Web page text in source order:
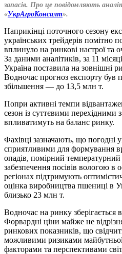
запасів. Про це повідомляють
«УкрАгроКонсалт».
Наприкінці поточного сезону
українських трейдерів помітно
вплинуло на ринкові настрої та
За даними аналітиків, за 11
Україна поставила на зовнішні
Водночас прогноз експорту був
збільшення — до 13,5 млн т.
Попри активні темпи
сезон із суттєвими перехідними
впливатимуть на баланс ринку.
Фахівці зазначають, що погодні
сприятливими для формування
опадів, помірний
забезпечення посівів вологою
регіонах підтримують
оцінка виробництва пшениці в
близько 23 млн т.
Водночас на ринку зберігається
Форвардні ціни майже не
ринкових показників, що
можливими ризиками
факторами та перспективами